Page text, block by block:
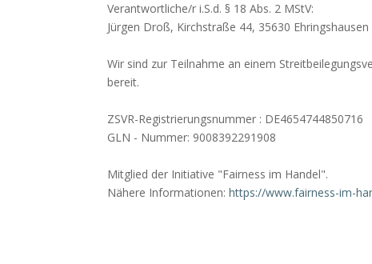
Verantwortliche/r i.S.d. § 18 Abs. 2 MStV:
Jürgen Droß, Kirchstraße 44, 35630 Ehringshausen
Wir sind zur Teilnahme an einem
bereit.
ZSVR-Registrierungsnummer : DE4654744850716
GLN - Nummer: 9008392291908
Mitglied der Initiative "Fairness im Handel".
Nähere Informationen:https://www.fairness-im-